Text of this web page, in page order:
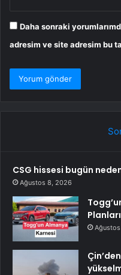
Daha sonraki
adresim ve site adresim bu
CSG hissesi bugün
Ağustos 8, 2026
Planları